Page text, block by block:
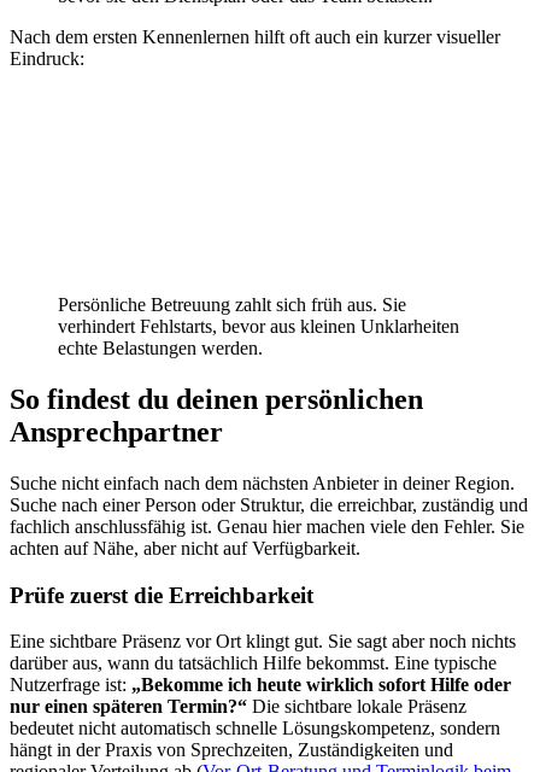
Nach dem ersten Kennenlernen hilft oft auch ein kurzer visueller
Eindruck:
Persönliche Betreuung zahlt sich früh aus. Sie
verhindert Fehlstarts, bevor aus kleinen Unklarheiten
echte Belastungen werden.
So findest du deinen persönlichen
Ansprechpartner
Suche nicht einfach nach dem nächsten Anbieter in deiner Region.
Suche nach einer Person oder Struktur, die erreichbar, zuständig und
fachlich anschlussfähig ist. Genau hier machen viele den Fehler. Sie
achten auf Nähe, aber nicht auf Verfügbarkeit.
Prüfe zuerst die Erreichbarkeit
Eine sichtbare Präsenz vor Ort klingt gut. Sie sagt aber noch nichts
darüber aus, wann du tatsächlich Hilfe bekommst. Eine typische
Nutzerfrage ist: „Bekomme ich heute wirklich sofort Hilfe oder
nur einen späteren Termin?“ Die sichtbare lokale Präsenz
bedeutet nicht automatisch schnelle Lösungskompetenz, sondern
hängt in der Praxis von Sprechzeiten, Zuständigkeiten und